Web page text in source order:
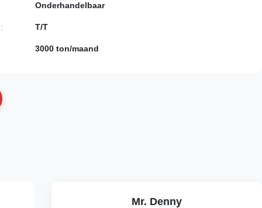
Onderhandelbaar
T/T
3000 ton/maand
Mr. Denny